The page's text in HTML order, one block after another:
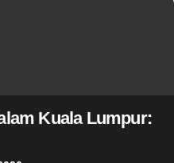
Kuala Lumpur: